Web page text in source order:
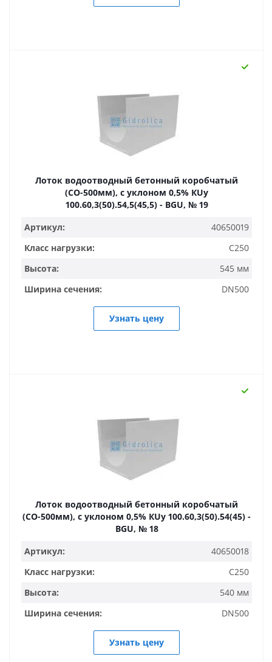
Лоток водоотводный бетонный коробчатый
(СО-500мм), с уклоном 0,5% КUу
100.60,3(50).54,5(45,5) - BGU, № 19
Артикул:
40650019
Класс нагрузки:
C250
Высота:
545 мм
Ширина сечения:
DN500
Узнать цену
Лоток водоотводный бетонный коробчатый
(СО-500мм), с уклоном 0,5% КUу 100.60,3(50).54(45) -
BGU, № 18
Артикул:
40650018
Класс нагрузки:
C250
Высота:
540 мм
Ширина сечения:
DN500
Узнать цену